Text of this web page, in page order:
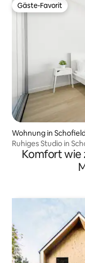
Gäste-Favorit
Gäste-Favorit
Wohnung in
Ruhiges Studio in
Komfort wie